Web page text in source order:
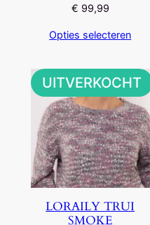
€ 99,99
Opties selecteren
UITVERKOCHT
LORAILY TRUI
SMOKE